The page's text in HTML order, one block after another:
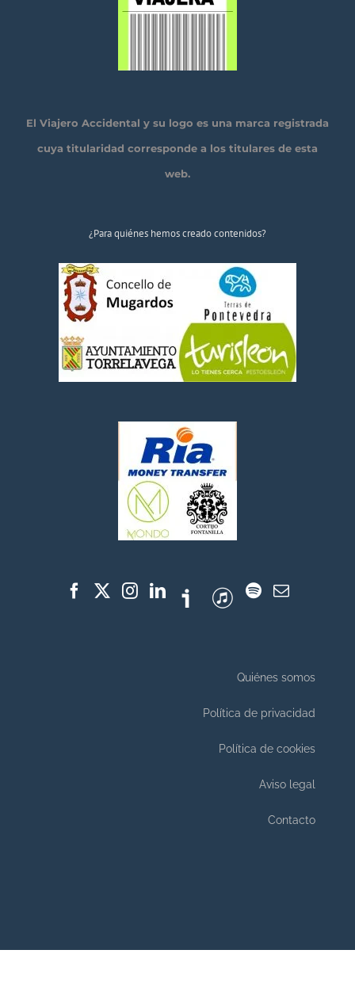
El Viajero Accidental y su logo es una marca registrada
cuya titularidad corresponde a los titulares de esta
web.
¿Para quiénes hemos creado contenidos?
Quiénes somos
Política de privacidad
Política de cookies
Aviso legal
Contacto